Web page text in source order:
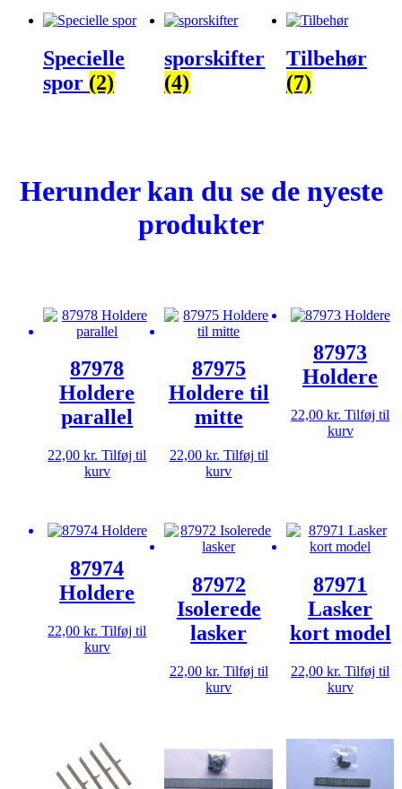
Specielle
spor (2)
sporskifter
(4)
Tilbehør
(7)
Herunder kan du se de nyeste
produkter
87978
Holdere
parallel
22,00kr. Tilføj til
kurv
87975
Holdere til
mitte
22,00 kr. Tilføj til
kurv
87973
Holdere
22,00kr. Tilføj til
kurv
87974
Holdere
22,00kr. Tilføj til
kurv
87972
Isolerede
lasker
22,00 kr. Tilføj til
kurv
87971
Lasker
kort model
22,00kr. Tilføj til
kurv